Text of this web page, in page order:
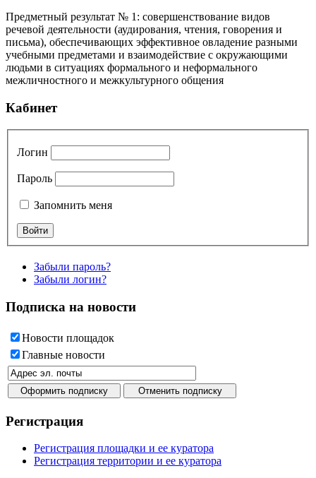
Предметный результат № 1: совершенствование видов
речевой деятельности (аудирования, чтения, говорения и
письма), обеспечивающих эффективное овладение разными
учебными предметами и взаимодействие с окружающими
людьми в ситуациях формального и неформального
межличностного и межкультурного общения
Кабинет
Логин
Пароль
Запомнить меня
Забыли пароль?
Забыли логин?
Подписка на новости
Новости площадок
Главные новости
Регистрация
Регистрация площадки и ее куратора
Регистрация территории и ее куратора